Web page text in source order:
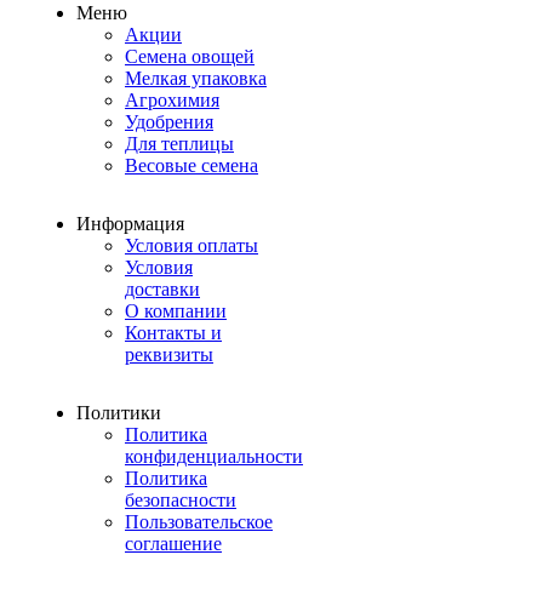
Меню
Акции
Семена овощей
Мелкая упаковка
Агрохимия
Удобрения
Для теплицы
Весовые семена
Информация
Условия оплаты
Условия
доставки
О компании
Контакты и
реквизиты
Политики
Политика
конфиденциальности
Политика
безопасности
Пользовательское
соглашение